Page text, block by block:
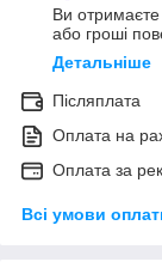
Ви
або гроші
Детальніше
Післяплата
Оплата на
Оплата за
Всі умови